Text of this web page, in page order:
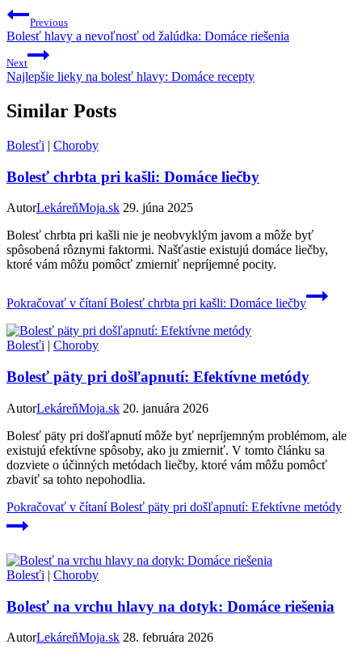
Previous
Bolesť hlavy a nevoľnosť od žalúdka: Domáce riešenia
Next
Najlepšie lieky na bolesť hlavy: Domáce recepty
Similar Posts
Bolesťi | Choroby
Bolesť chrbta pri kašli: Domáce liečby
AutorLekáreňMoja.sk 29. júna 2025
Bolesť chrbta pri kašli nie je neobvyklým javom a môže byť
spôsobená rôznymi faktormi. Našťastie existujú domáce liečby,
ktoré vám môžu pomôcť zmierniť nepríjemné pocity.
Pokračovať v čítaníBolesť chrbta pri kašli: Domáce liečby
Bolesťi | Choroby
Bolesť päty pri došľapnutí: Efektívne metódy
AutorLekáreňMoja.sk 20. januára 2026
Bolesť päty pri došľapnutí môže byť nepríjemným problémom, ale
existujú efektívne spôsoby, ako ju zmierniť. V tomto článku sa
dozviete o účinných metódach liečby, ktoré vám môžu pomôcť
zbaviť sa tohto nepohodlia.
Pokračovať v čítaníBolesť päty pri došľapnutí: Efektívne metódy
Bolesťi | Choroby
Bolesť na vrchu hlavy na dotyk: Domáce riešenia
AutorLekáreňMoja.sk 28. februára 2026